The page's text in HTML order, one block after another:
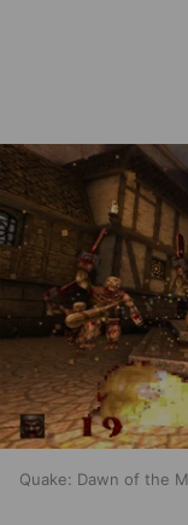
Quake: Dawn of the